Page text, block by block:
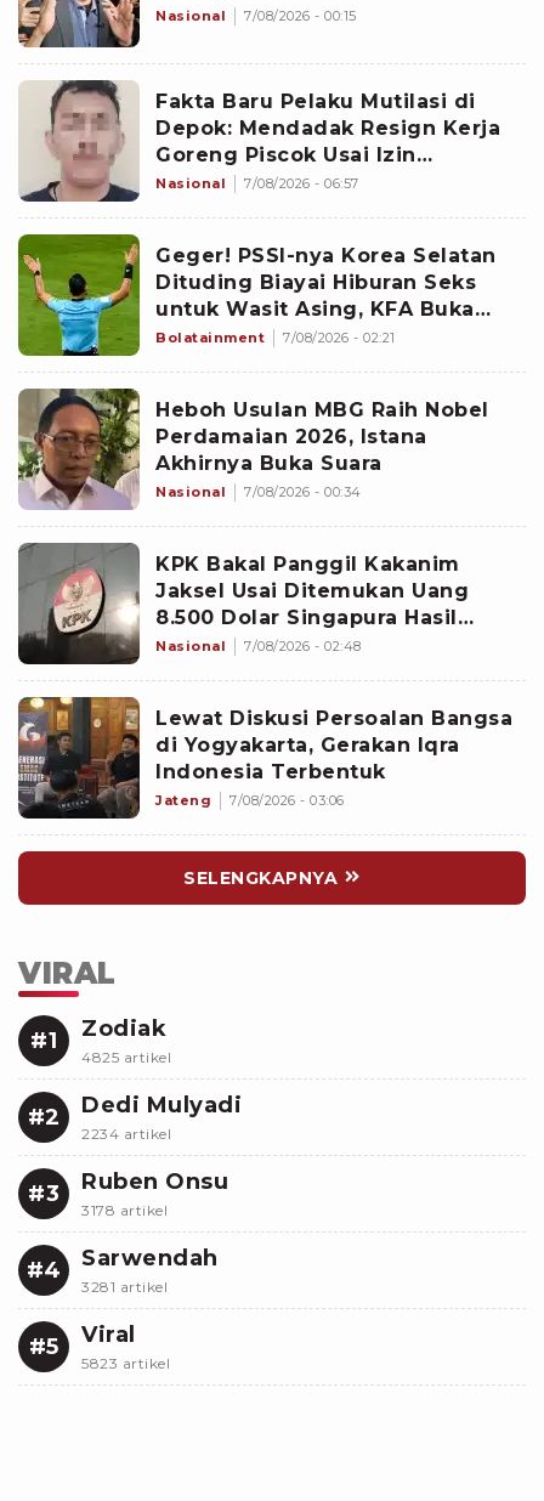
Nasional 7/08/2026 - 00:15
Fakta Baru Pelaku Mutilasi di
Depok: Mendadak Resign Kerja
Goreng Piscok Usai Izin
Interview di Mal
Nasional 7/08/2026 - 06:57
Geger! PSSI-nya Korea Selatan
Dituding Biayai Hiburan Seks
untuk Wasit Asing, KFA Buka
Suara
Bolatainment 7/08/2026 - 02:21
Heboh Usulan MBG Raih Nobel
Perdamaian 2026, Istana
Akhirnya Buka Suara
Nasional 7/08/2026 - 00:34
KPK Bakal Panggil Kakanim
Jaksel Usai Ditemukan Uang
8.500 Dolar Singapura Hasil
Penggeledahan
Nasional 7/08/2026 - 02:48
Lewat Diskusi Persoalan Bangsa
di Yogyakarta, Gerakan Iqra
Indonesia Terbentuk
Jateng 7/08/2026 - 03:06
SELENGKAPNYA
VIRAL
#1 Zodiak
4825 artikel
#2 Dedi Mulyadi
2234 artikel
#3 Ruben Onsu
3178 artikel
#4 Sarwendah
3281 artikel
#5 Viral
5823 artikel